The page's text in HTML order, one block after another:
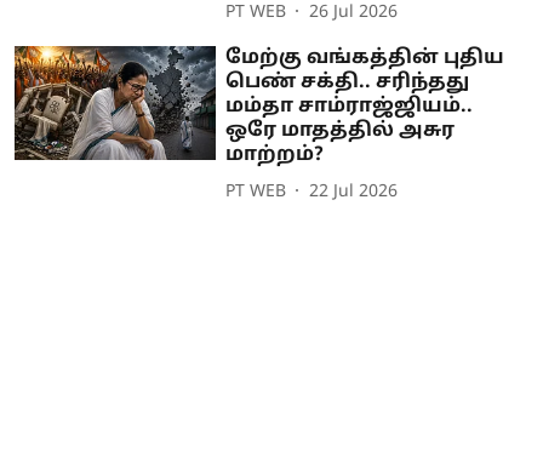
PT WEB 26 Jul 2026
மேற்கு வங்கத்தின் புதிய
பெண் சக்தி.. சரிந்தது
மம்தா சாம்ராஜ்ஜியம்..
ஒரே மாதத்தில் அசுர
மாற்றம்?
PT WEB 22 Jul 2026